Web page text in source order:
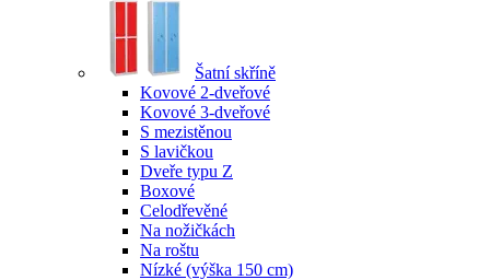
Šatní skříně
Kovové 2-dveřové
Kovové 3-dveřové
S mezistěnou
S lavičkou
Dveře typu Z
Boxové
Celodřevěné
Na nožičkách
Na roštu
Nízké (výška 150 cm)